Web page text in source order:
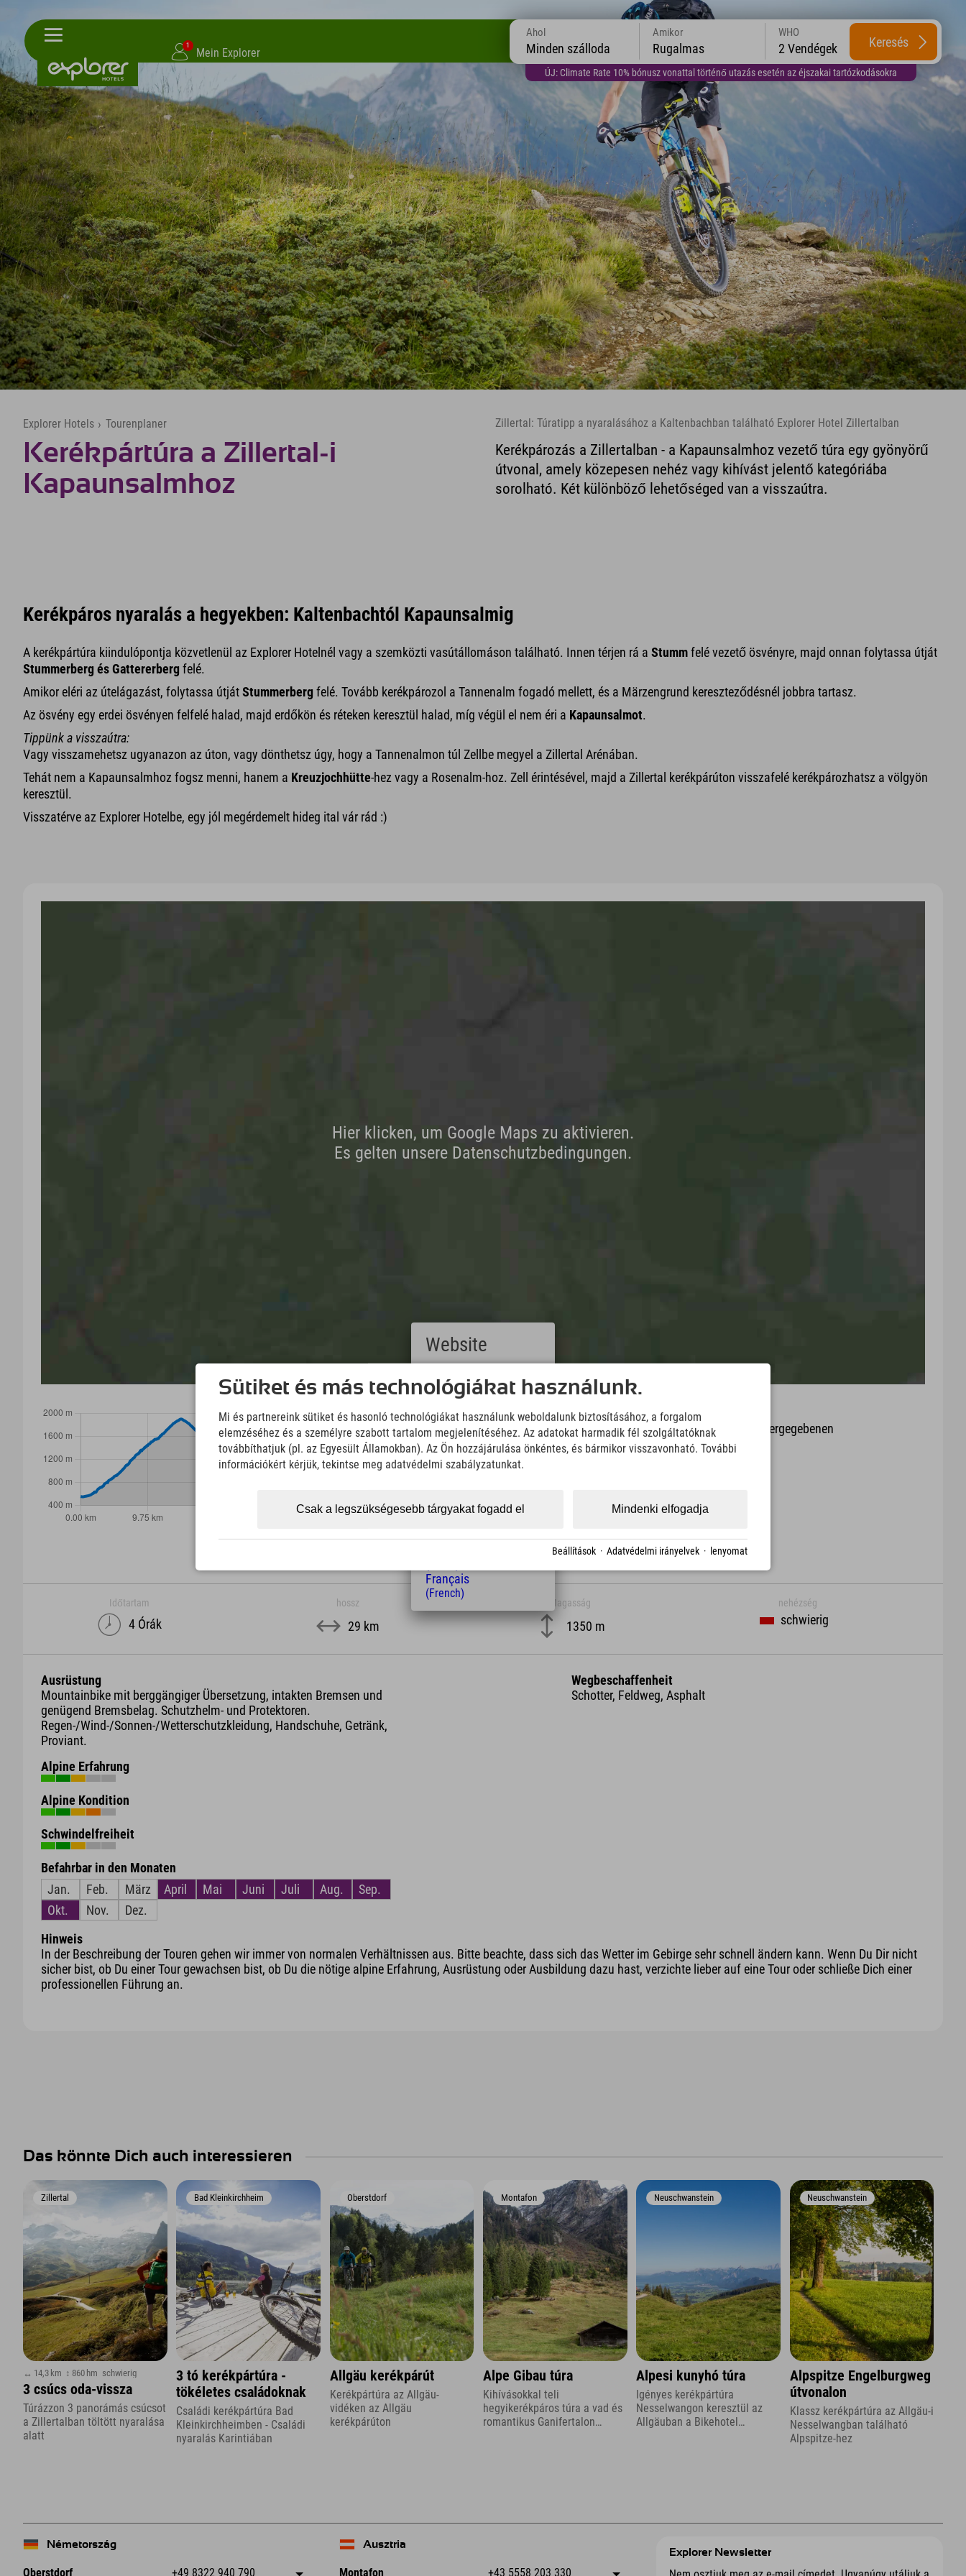
1
Mein Explorer
ÚJ: Climate Rate 10% bónusz vonattal történő utazás esetén az éjszakai tartózkodásokra
Ahol
Minden szálloda
Amikor
Rugalmas
WHO
2 Vendégek Keresés
Explorer Hotels › Tourenplaner
Kerékpártúra a Zillertal-i
Kapaunsalmhoz
Zillertal: Túratipp a nyaralásához a Kaltenbachban található Explorer Hotel Zillertalban
Kerékpározás a Zillertalban - a Kapaunsalmhoz vezető túra egy gyönyörű
útvonal, amely közepesen nehéz vagy kihívást jelentő kategóriába
sorolható. Két különböző lehetőséged van a visszaútra.
Kerékpáros nyaralás a hegyekben: Kaltenbachtól Kapaunsalmig
A kerékpártúra kiindulópontja közvetlenül az Explorer Hotelnél vagy a szemközti vasútállomáson található. Innen térjen rá a Stummfelé vezető ösvényre, majd onnan folytassa útját
Stummerberg és Gattererbergfelé.
Amikor eléri az útelágazást, folytassa útjátStummerbergfelé. Tovább kerékpározol a Tannenalm fogadó mellett, és a Märzengrund kereszteződésnél jobbra tartasz.
Az ösvény egy erdei ösvényen felfelé halad, majd erdőkön és réteken keresztül halad, míg végül el nem éri a Kapaunsalmot.
Tippünk a visszaútra:
Vagy visszamehetsz ugyanazon az úton, vagy dönthetsz úgy, hogy a Tannenalmon túl Zellbe megyel a Zillertal Arénában.
Tehát nem a Kapaunsalmhoz fogsz menni, hanem a Kreuzjochhütte-hez vagy a Rosenalm-hoz. Zell érintésével, majd a Zillertal kerékpárúton visszafelé kerékpározhatsz a völgyön
keresztül.
Visszatérve az Explorer Hotelbe, egy jól megérdemelt hideg ital vár rád :)
Hier klicken, um Google Maps zu aktivieren.
Es gelten unsere Datenschutzbedingungen.
Downloads
Wir übernehmen keine Haftung für die Richtigkeit, Vollständigkeit oder Aktualität der wiedergegebenen
Informationen. Wir empfehlen die Mitnahme einer zusätzlichen Karte.
Időtartam
4 Órák
hossz
29 km
Magasság
1350 m
nehézség
schwierig
Ausrüstung
Mountainbike mit berggängiger Übersetzung, intakten Bremsen und
genügend Bremsbelag. Schutzhelm- und Protektoren.
Regen-/Wind-/Sonnen-/Wetterschutzkleidung, Handschuhe, Getränk,
Proviant.
Alpine Erfahrung
Alpine Kondition
Schwindelfreiheit
Befahrbar in den Monaten
Jan.
Feb. März April Mai Juni Juli Aug.
Sep.
Okt.
Nov. Dez.
Wegbeschaffenheit
Schotter, Feldweg, Asphalt
Hinweis
In der Beschreibung der Touren gehen wir immer von normalen Verhältnissen aus. Bitte beachte, dass sich das Wetter im Gebirge sehr schnell ändern kann. Wenn Du Dir nicht
sicher bist, ob Du einer Tour gewachsen bist, ob Du die nötige alpine Erfahrung, Ausrüstung oder Ausbildung dazu hast, verzichte lieber auf eine Tour oder schließe Dich einer
professionellen Führung an.
Das könnte Dich auch interessieren
Zillertal
↔ 14,3 km ↕ 860 hm schwierig
3 csúcs oda-vissza
Túrázzon 3 panorámás csúcsot
a Zillertalban töltött nyaralása
alatt
Bad Kleinkirchheim
3 tó kerékpártúra -
tökéletes családoknak
Családi kerékpártúra Bad
Kleinkirchheimben - Családi
nyaralás Karintiában
Oberstdorf
Allgäu kerékpárút
Kerékpártúra az Allgäu-
vidéken az Allgäu
kerékpárúton
Montafon
Alpe Gibau túra
Kihívásokkal teli
hegyikerékpáros túra a vad és
romantikus Ganifertalon
Neuschwanstein
Alpesi kunyhó túra
Igényes kerékpártúra
Nesselwangon keresztül az
Allgäuban a Bikehotel
Neuschwanstein
Alpspitze Engelburgweg
útvonalon
Klassz kerékpártúra az Allgäu-i
Nesselwangban található
Alpspitze-hez
Németország
Oberstdorf +49 8322 940 790
Ausztria
Montafon +43 5558 203 330
Explorer Newsletter
Sütiket és más technológiákat használunk.
Mi és partnereink sütiket és hasonló technológiákat használunk weboldalunk biztosításához, a forgalom
elemzéséhez és a személyre szabott tartalom megjelenítéséhez. Az adatokat harmadik fél szolgáltatóknak
továbbíthatjuk (pl. az Egyesült Államokban). Az Ön hozzájárulása önkéntes, és bármikor visszavonható. További
információkért kérjük, tekintse meg adatvédelmi szabályzatunkat.
Mindenki elfogadja
Csak a legszükségesebb tárgyakat fogadd el
Beállítások · Adatvédelmi irányelvek · lenyomat
Website
Deutsch
(German)
(English)
Italiano
(Italian)
Čeština
(Polish)
(Hungarian)
Français
(French)